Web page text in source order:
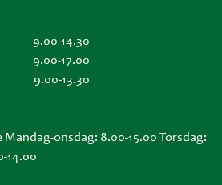
9.00-14.30
9.00-17.00
9.00-13.30
onsdag: 8.00-15.00 Torsdag:
14.00